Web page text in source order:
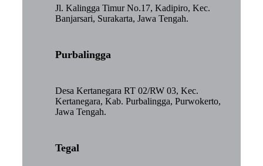
Jl. Kalingga Timur No.17, Kadipiro, Kec.
Banjarsari, Surakarta, Jawa Tengah.
Purbalingga
Desa Kertanegara RT 02/RW 03, Kec.
Kertanegara, Kab. Purbalingga, Purwokerto,
Jawa Tengah.
Tegal